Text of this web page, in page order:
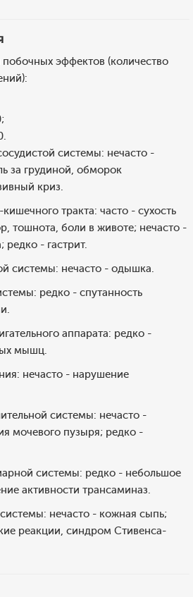
побочных эффектов (количество
системы: нечасто -
за грудиной, обморок
криз.
тракта: часто - сухость
тошнота, боли в животе; нечасто -
редко - гастрит.
системы: нечасто - одышка.
редко - спутанность
аппарата: редко -
мышц.
нечасто - нарушение
системы: нечасто -
мочевого пузыря; редко -
системы: редко - небольшое
активности трансаминаз.
нечасто - кожная сыпь;
реакции, синдром Стивенса-